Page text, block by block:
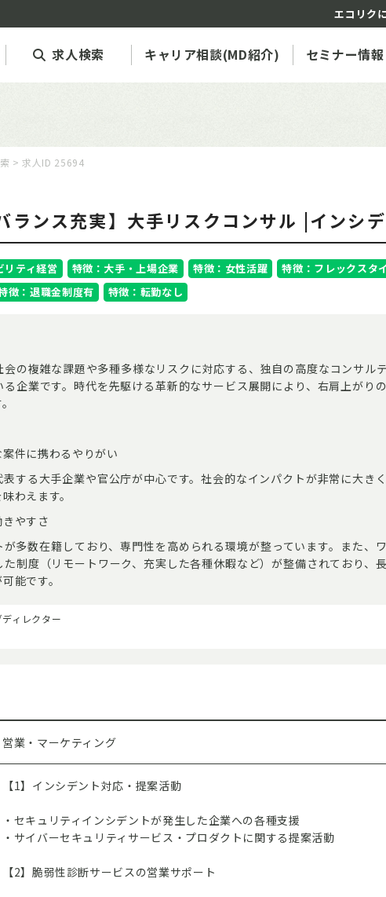
求人検索 キャリア相談(MD紹介) セミナー情報
エコリク
> 求人ID 25694
ランス充実】大手リスクコンサル |インシ
リティ経営 特徴：大手・上場企業 特徴：女性活躍
特徴：フレックスタ
徴：退職金制度有 特徴：転勤なし
の複雑な課題や多種多様なリスクに対応する、独自の高度なコンサル
企業です。時代を先駆ける革新的なサービス展開により、右肩上がり
件に携わるやりがい
する大手企業や官公庁が中心です。社会的なインパクトが非常に大き
わえます。
やすさ
多数在籍しており、専門性を高められる環境が整っています。また、
制度（リモートワーク、充実した各種休暇など）が整備されており、
能です。
ィレクター
営業・マーケティング
【1】インシデント対応・提案活動
・セキュリティインシデントが発生した企業への各種支援
・サイバーセキュリティサービス・プロダクトに関する提案活動
【2】脆弱性診断サービスの営業サポート